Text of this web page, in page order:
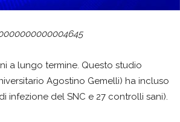
a lungo termine. Questo studio
Agostino Gemelli) ha incluso
infezione del SNC e 27 controlli sani).